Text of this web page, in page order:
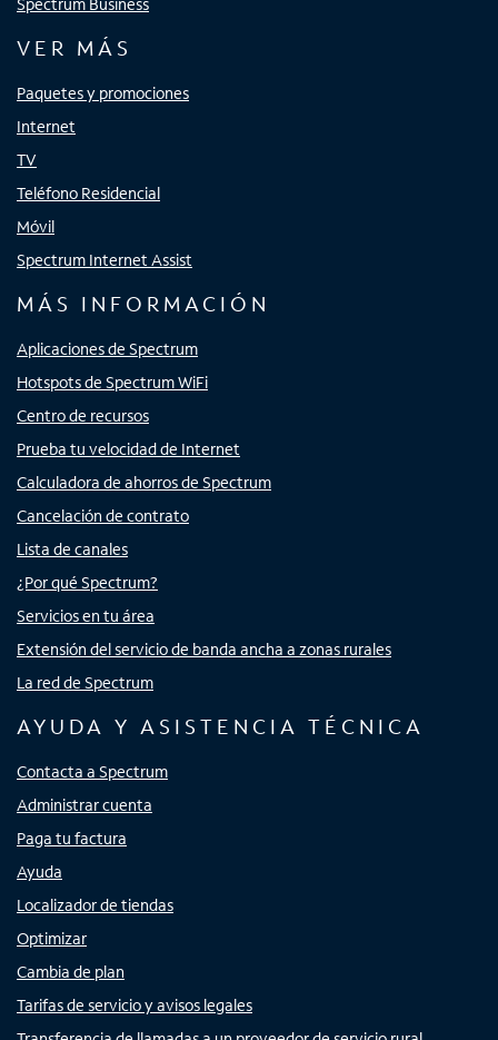
Spectrum Business
VER MÁS
Paquetes y promociones
Internet
TV
Teléfono Residencial
Móvil
Spectrum Internet Assist
MÁS INFORMACIÓN
Aplicaciones de Spectrum
Hotspots de Spectrum WiFi
Centro de recursos
Prueba tu velocidad de Internet
Calculadora de ahorros de Spectrum
Cancelación de contrato
Lista de canales
¿Por qué Spectrum?
Servicios en tu área
Extensión del servicio de banda ancha a zonas rurales
La red de Spectrum
AYUDA Y ASISTENCIA TÉCNICA
Contacta a Spectrum
Administrar cuenta
Paga tu factura
Ayuda
Localizador de tiendas
Optimizar
Cambia de plan
Tarifas de servicio y avisos legales